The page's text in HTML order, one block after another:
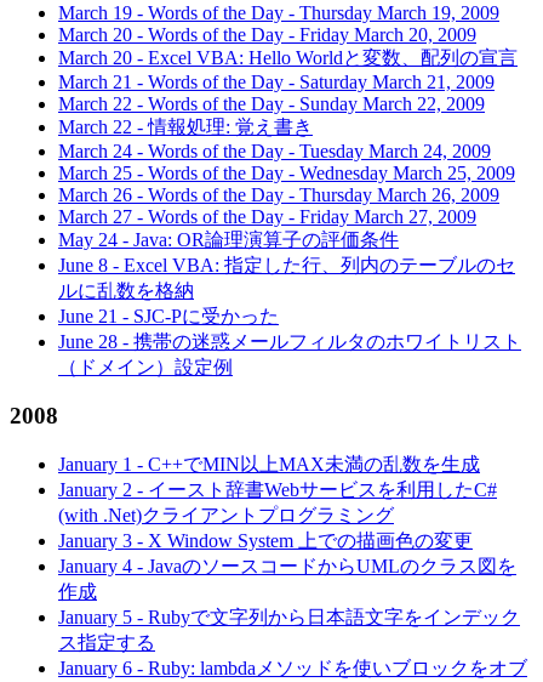
March 19 - Words of the Day - Thursday March 19, 2009
March 20 - Words of the Day - Friday March 20, 2009
March 20 - Excel VBA: Hello Worldと変数、配列の宣言
March 21 - Words of the Day - Saturday March 21, 2009
March 22 - Words of the Day - Sunday March 22, 2009
March 22 -情報処理: 覚え書き
March 24 - Words of the Day - Tuesday March 24, 2009
March 25 - Words of the Day - Wednesday March 25, 2009
March 26 - Words of the Day - Thursday March 26, 2009
March 27 - Words of the Day - Friday March 27, 2009
May 24 - Java: OR論理演算子の評価条件
June 8 - Excel VBA: 指定した行、列内のテーブルのセ
ルに乱数を格納
June 21 - SJC-Pに受かった
June 28 - 携帯の迷惑メールフィルタのホワイトリスト
（ドメイン）設定例
2008
January 1 - C++でMIN以上MAX未満の乱数を生成
January 2 - イースト辞書Webサービスを利用したC#
(with .Net)クライアントプログラミング
January 3 - X Window System 上での描画色の変更
January 4 - JavaのソースコードからUMLのクラス図を
作成
January 5 - Rubyで文字列から日本語文字をインデック
ス指定する
January 6 - Ruby: lambdaメソッドを使いブロックをオブ